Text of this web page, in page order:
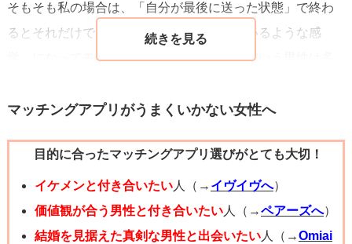
そもそも私の場合は、「自分が最後に送った状態」で終わ
るとそれだけでも「相手に優位に立たれているような感
覚」になってモヤモヤすることがあり、そういう男性は多
とか、「好き」という感情に変わることが多々ありますの
ヤモヤは短いよりは長いほうが良いですが、あまりに長い
と相手に忘れられる恐れもなきにしもあらずですので、1週
間に1回か、少なくとも2週間に1回は連絡を取り、最後は相
手の返信で終わらせるのを意識すると良いでしょう。
マッチングアプリがうまくいかない女性へ
目的に合ったマッチングアプリ選びがとても大切！
イケメンと付き合いたい人（→ イヴイヴへ）
価値観が合う男性と付き合いたい人（→ペアーズへ）
結婚を見据えた真剣な男性と出会いたい人（→Omiai